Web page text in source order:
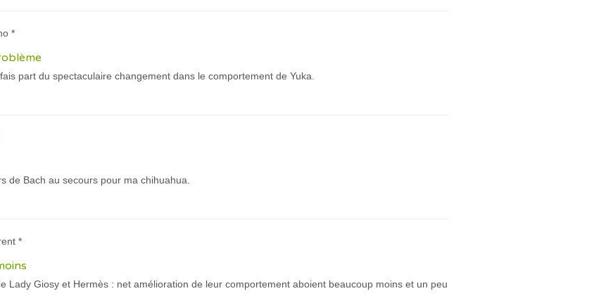
*
part du spectaculaire changement dans le comportement de Yuka.
de Bach au secours pour ma chihuahua.
*
Lady Giosy et Hermès : net amélioration de leur comportement aboient beaucoup moins et un peu